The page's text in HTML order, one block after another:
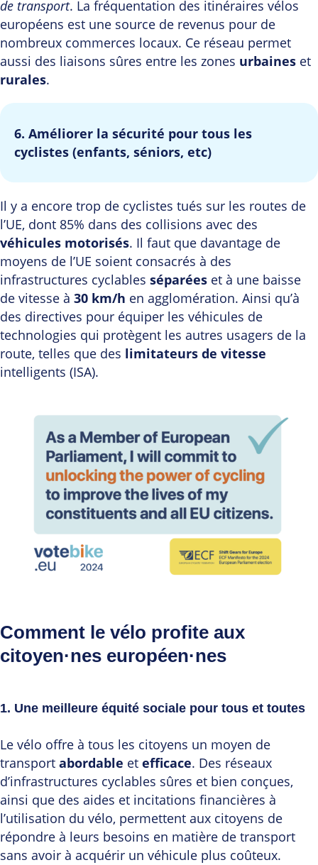
de transport. La fréquentation des itinéraires vélos
européens est une source de revenus pour de
nombreux commerces locaux. Ce réseau permet
aussi des liaisons sûres entre les zones urbaines et
rurales.
6. Améliorer la sécurité pour tous les
cyclistes (enfants, séniors, etc)
Il y a encore trop de cyclistes tués sur les routes de
l’UE, dont 85% dans des collisions avec des
véhicules motorisés. Il faut que davantage de
moyens de l’UE soient consacrés à des
infrastructures cyclables séparées et à une baisse
de vitesse à 30 km/h en agglomération. Ainsi qu’à
des directives pour équiper les véhicules de
technologies qui protègent les autres usagers de la
route, telles que des limitateurs de vitesse
intelligents (ISA).
Comment le vélo profite aux
citoyen·nes européen·nes
1. Une meilleure équité sociale pour tous et toutes
Le vélo offre à tous les citoyens un moyen de
transport abordable et efficace. Des réseaux
d’infrastructures cyclables sûres et bien conçues,
ainsi que des aides et incitations financières à
l’utilisation du vélo, permettent aux citoyens de
répondre à leurs besoins en matière de transport
sans avoir à acquérir un véhicule plus coûteux.